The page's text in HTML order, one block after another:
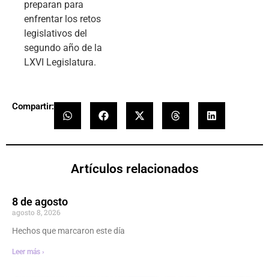
preparan para
enfrentar los retos
legislativos del
segundo año de la
LXVI Legislatura.
Compartir:
Artículos relacionados
8 de agosto
agosto 8, 2026
Hechos que marcaron este día
Leer más ›